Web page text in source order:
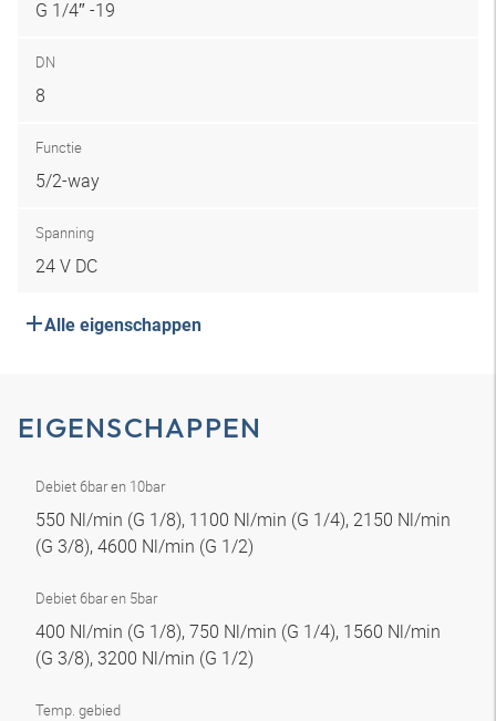
G 1/4″ -19
DN
8
Functie
5/2-way
Spanning
24 V DC
Alle eigenschappen
EIGENSCHAPPEN
Debiet 6bar en 10bar
550 Nl/min (G 1/8), 1100 Nl/min (G 1/4), 2150 Nl/min
(G 3/8), 4600 Nl/min (G 1/2)
Debiet 6bar en 5bar
400 Nl/min (G 1/8), 750 Nl/min (G 1/4), 1560 Nl/min
(G 3/8), 3200 Nl/min (G 1/2)
Temp. gebied